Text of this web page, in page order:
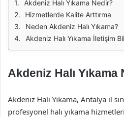
Akdeniz Halı Yıkama Nedir?
Hizmetlerde Kalite Arttırma
Neden Akdeniz Halı Yıkama?
Akdeniz Halı Yıkama İletişim
Akdeniz Halı Yıkama
Akdeniz Halı Yıkama, Antalya il
profesyonel halı yıkama